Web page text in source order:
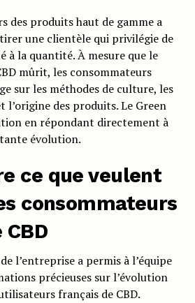
des produits haut de gamme a
une clientèle qui privilégie de
à la quantité. À mesure que le
mûrit, les consommateurs
sur les méthodes de culture, les
des produits. Le Green
en répondant directement à
évolution.
ce que veulent
consommateurs
l’entreprise a permis à l’équipe
précieuses sur l’évolution
français de CBD.